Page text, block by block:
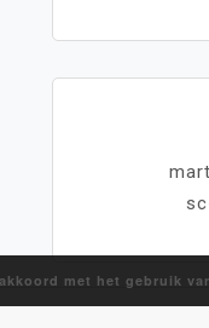
met het gebruik